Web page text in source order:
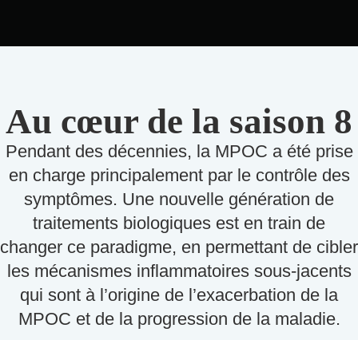
Au cœur de la saison 8
Pendant des décennies, la MPOC a été prise
en charge principalement par le contrôle des
symptômes. Une nouvelle génération de
traitements biologiques est en train de
changer ce paradigme, en permettant de cibler
les mécanismes inflammatoires sous-jacents
qui sont à l’origine de l’exacerbation de la
MPOC et de la progression de la maladie.